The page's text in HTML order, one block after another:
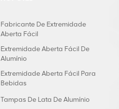
Fabricante De Extremidade
Aberta Fácil
Extremidade Aberta Fácil De
Alumínio
Extremidade Aberta Fácil Para
Bebidas
Tampas De Lata De Alumínio